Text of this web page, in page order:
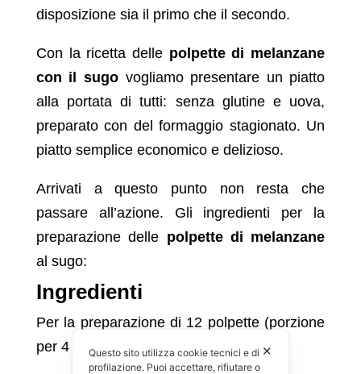
disposizione sia il primo che il secondo.
Con la ricetta delle polpette di melanzane
con il sugovogliamo presentare un piatto
alla portata di tutti: senza glutine e uova,
preparato con del formaggio stagionato. Un
piatto semplice economico e delizioso.
Arrivati a questo punto non resta che
passare all’azione. Gli ingredienti per la
preparazione delle polpette di melanzane
al sugo:
Ingredienti
Per la preparazione di 12 polpette (porzione
per 4 persone):
✕
Questo sito utilizza cookie tecnici e di
profilazione. Puoi accettare, rifiutare o